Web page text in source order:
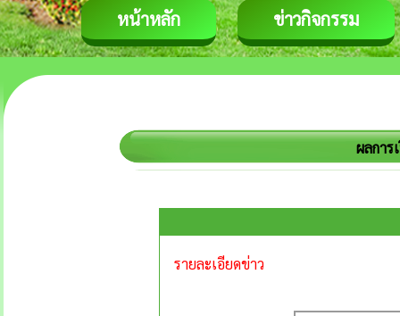
หน้าหลัก ข่าวกิจกรรม
ผลกา
รายละเอียดข่าว